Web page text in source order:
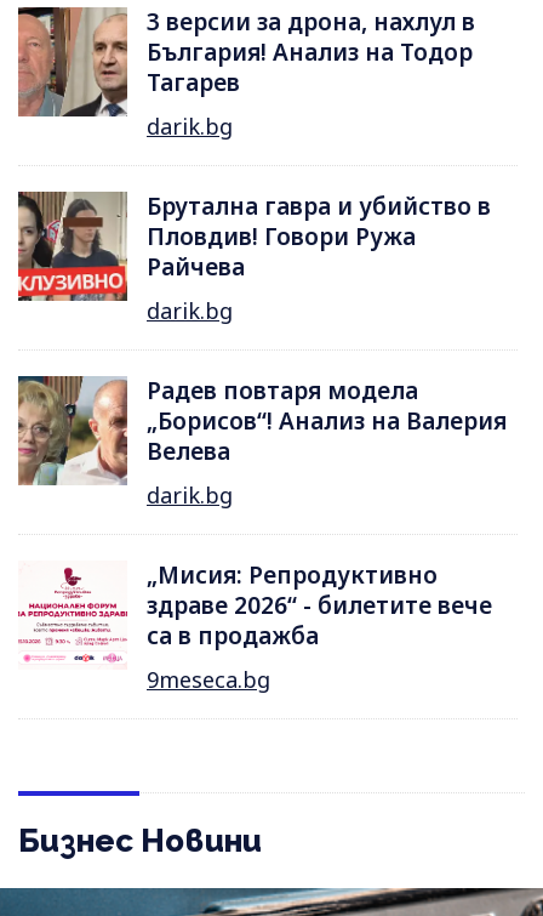
3 версии за дрона, нахлул в
България! Анализ на Тодор
Тагарев
darik.bg
Брутална гавра и убийство в
Пловдив! Говори Ружа
Райчева
darik.bg
Радев повтаря модела
„Борисов“! Анализ на Валерия
Велева
darik.bg
„Мисия: Репродуктивно
здраве 2026“ - билетите вече
са в продажба
9meseca.bg
Бизнес Новини